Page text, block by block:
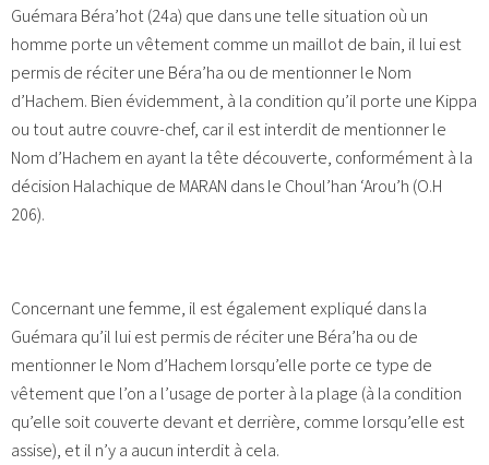
Guémara Béra’hot (24a) que dans une telle situation où un
homme porte un vêtement comme un maillot de bain, il lui est
permis de réciter une Béra’ha ou de mentionner le Nom
d’Hachem. Bien évidemment, à la condition qu’il porte une Kippa
ou tout autre couvre-chef, car il est interdit de mentionner le
Nom d’Hachem en ayant la tête découverte, conformément à la
décision Halachique de MARAN dans le Choul’han ‘Arou’h (O.H
206).
Concernant une femme, il est également expliqué dans la
Guémara qu’il lui est permis de réciter une Béra’ha ou de
mentionner le Nom d’Hachem lorsqu’elle porte ce type de
vêtement que l’on a l’usage de porter à la plage (à la condition
qu’elle soit couverte devant et derrière, comme lorsqu’elle est
assise), et il n’y a aucun interdit à cela.